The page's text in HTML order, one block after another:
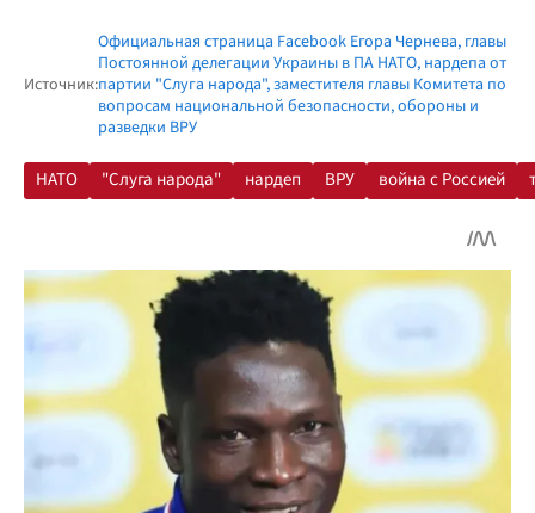
Источник:
Официальная страница Facebook Егора Чернева, главы
Постоянной делегации Украины в ПА НАТО, нардепа от
партии "Слуга народа", заместителя главы Комитета по
вопросам национальной безопасности, обороны и
разведки ВРУ
НАТО "Слуга народа" нардеп ВРУ война с Россией